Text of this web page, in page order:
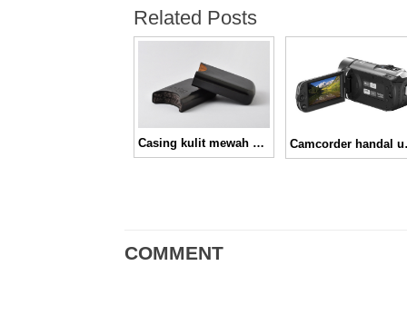
Related Posts
Casing kulit mewah dari Maison Martin Margiela
COMMENT